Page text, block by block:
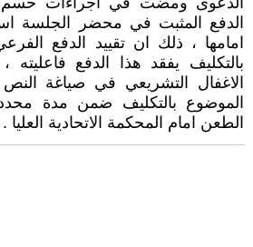
الدفع المثبت في محضر الجلسة
امامها ، ذلك ان تقييد الدفع
بالتكليف يفقد هذا الدفع فاعليته ،
الاغفال التشريعي في صياغة
الموضوع بالتكليف ضمن مدة
الطعن امام المحكمة الاتحادية العليا .